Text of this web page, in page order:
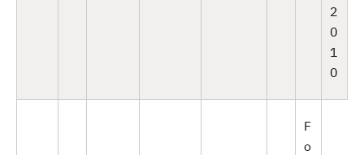
2
0
1
0
F
o